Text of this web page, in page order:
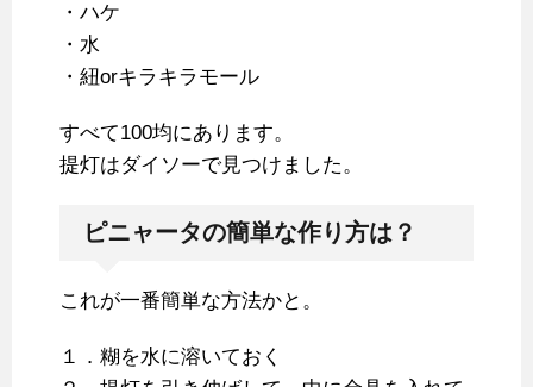
・ハケ
・水
・紐orキラキラモール
すべて100均にあります。
提灯はダイソーで見つけました。
ピニャータの簡単な作り方は？
これが一番簡単な方法かと。
１．糊を水に溶いておく